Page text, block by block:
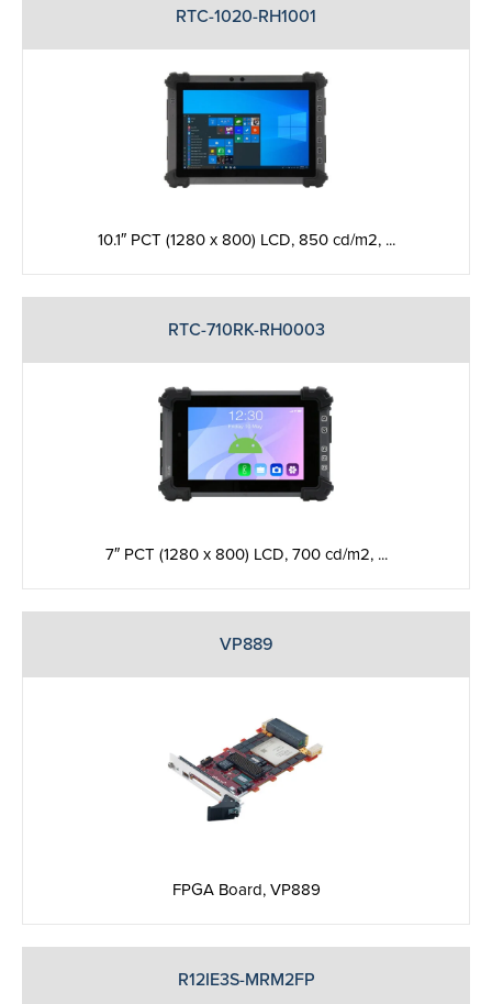
RTC-1020-RH1001
10.1″ PCT (1280 x 800) LCD, 850 cd/m2, ...
RTC-710RK-RH0003
7″ PCT (1280 x 800) LCD, 700 cd/m2, ...
VP889
FPGA Board, VP889
R12IE3S-MRM2FP